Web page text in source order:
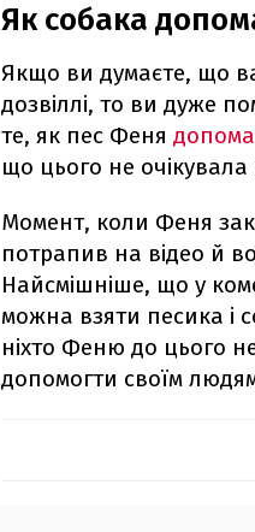
Як собака
Якщо ви думаєте, що
дозвіллі, то ви дуже
те, як пес Феня
що цього не
Момент, коли Феня
потрапив на відео й
Найсмішніше, що у
можна взяти песика і
ніхто Феню до цього
допомогти своїм